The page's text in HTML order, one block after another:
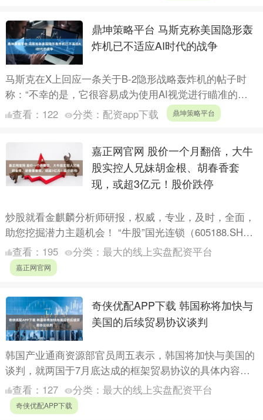
鼎坤策略平台 马斯克称美国隐形轰
炸机已不适应AI时代的战争
马斯克在X上回应一条关于B-2隐形战略轰炸机的帖子时
称：“不幸的是，它很容易成为使用AI视觉进行瞄准的现
代导弹的目标。” 马斯克补充说：“‘隐形’部分只适用于
查看： 122 分类： 配资app下载 鼎坤策略平台
嘉正网官网 股价一个月翻倍，大牛
股实控人兄妹胡金根、胡春香套
现，或超3亿元！股价跌停
炒股就看金麒麟分析师研报，权威，专业，及时，全面，
助您挖掘潜力主题机会！ “牛股”国光连锁（605188.SH，
股价21.95元，市值110.05亿元）9月4日....
查看： 195 分类： 最大的线上实盘配资平台
嘉正网官网
奇侠优配APP下载 韩国称将加快与
美国的后续贸易协议谈判
韩国产业通商资源部官员周五表示，韩国将加快与美国的
谈判，就两国于7月底达成的框架贸易协议的具体内容达
成协议，以帮助韩国汽车产业在美国建立一个公平的竞争
环境。 当....
查看： 127 分类： 最大的线上实盘配资平台
奇侠优配APP下载